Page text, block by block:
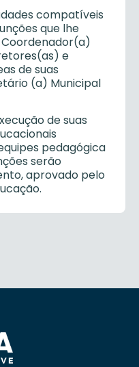
compatíveis
que lhe
e
de suas
(a) Municipal
de suas
pedagógica
serão
aprovado pelo